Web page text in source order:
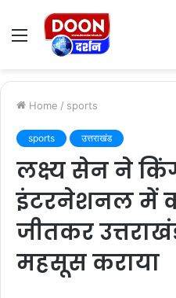
Menu
Home / sports
sports उत्तराखंड
लक्ष्य सेन ने
इंटरनेशनल में
जीतकर
महसूस कराया